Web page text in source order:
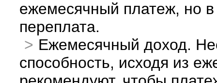
ежемесячный платеж, но
переплата.
Ежемесячный доход.
способность, исходя из